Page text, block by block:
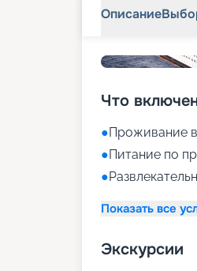
Описание
Что
●Проживание
●Питание по
●
Показать все
Экскурсии